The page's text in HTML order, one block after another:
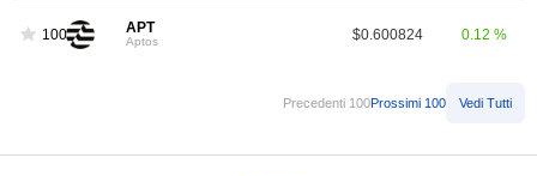
100 APT
Aptos $0.600824 0.12 %
Precedenti 100Prossimi 100 Vedi Tutti